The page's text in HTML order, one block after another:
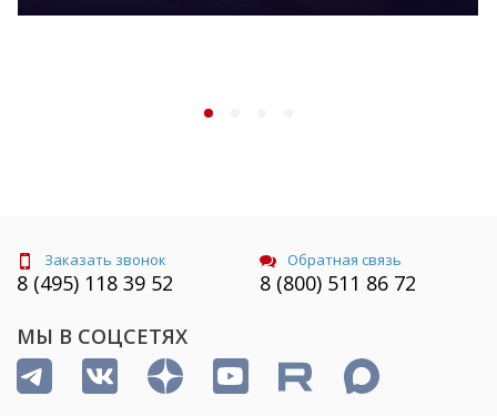
Заказать звонок
8 (495) 118 39 52
Обратная связь
8 (800) 511 86 72
МЫ В СОЦСЕТЯХ